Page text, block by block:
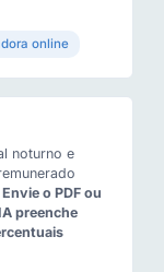
online
noturno e
Envie o PDF ou
preenche